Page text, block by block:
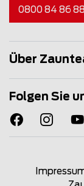
0800 84 86
Über
Folgen Sie